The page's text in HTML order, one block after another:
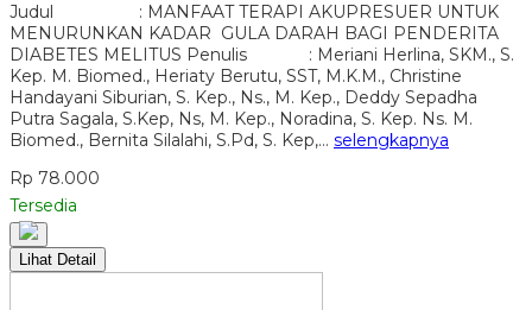
Judul : MANFAAT TERAPI AKUPRESUER UNTUK
MENURUNKAN KADAR GULA DARAH BAGI PENDERITA
DIABETES MELITUS Penulis : Meriani Herlina, SKM., S.
Kep. M. Biomed., Heriaty Berutu, SST, M.K.M., Christine
Handayani Siburian, S. Kep., Ns., M. Kep., Deddy Sepadha
Putra Sagala, S.Kep, Ns, M. Kep., Noradina, S. Kep. Ns. M.
Biomed., Bernita Silalahi, S.Pd, S. Kep,… selengkapnya
Rp 78.000
Tersedia
Lihat Detail